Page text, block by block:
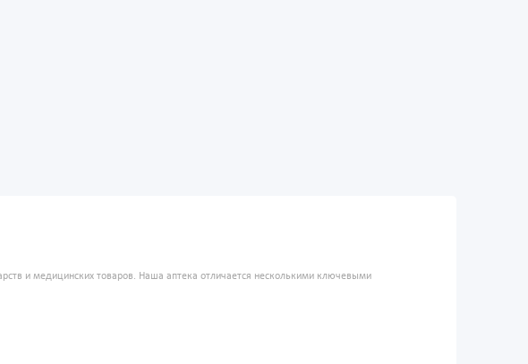
и медицинских товаров. Наша аптека отличается несколькими ключевыми